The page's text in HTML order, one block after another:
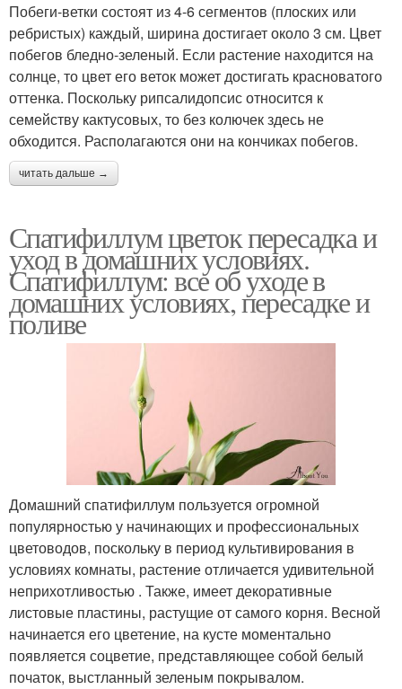
Побеги-ветки состоят из 4-6 сегментов (плоских или
ребристых) каждый, ширина достигает около 3 см. Цвет
побегов бледно-зеленый. Если растение находится на
солнце, то цвет его веток может достигать красноватого
оттенка. Поскольку рипсалидопсис относится к
семейству кактусовых, то без колючек здесь не
обходится. Располагаются они на кончиках побегов.
читать дальше →
Спатифиллум цветок пересадка и
уход в домашних условиях.
Спатифиллум: все об уходе в
домашних условиях, пересадке и
поливе
Домашний спатифиллум пользуется огромной
популярностью у начинающих и профессиональных
цветоводов, поскольку в период культивирования в
условиях комнаты, растение отличается удивительной
неприхотливостью . Также, имеет декоративные
листовые пластины, растущие от самого корня. Весной
начинается его цветение, на кусте моментально
появляется соцветие, представляющее собой белый
початок, выстланный зеленым покрывалом.